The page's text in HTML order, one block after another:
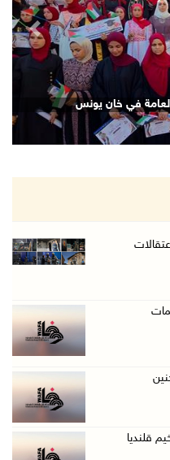
جيش الاحتلال ...
الوجاهي ...
ويشدد على د ...
صبيح في ت ...
في قلنديا ...
على ضرورة ت ...
الا ...
العامة في خان يونس
أشجار من 310 دونمات
قلنديا